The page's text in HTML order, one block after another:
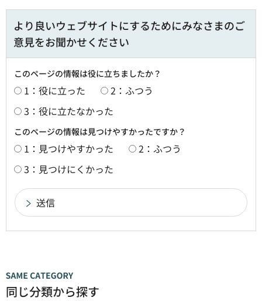
より良いウェブサイトにするためにみなさまのご
意見をお聞かせください
このページの情報は役に立ちましたか？
1：役に立った
2：ふつう
3：役に立たなかった
このページの情報は見つけやすかったですか？
1：見つけやすかった
2：ふつう
3：見つけにくかった
同じ分類から探す